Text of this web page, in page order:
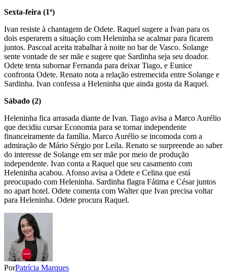
Sexta-feira (1ª)
Ivan resiste à chantagem de Odete. Raquel sugere a Ivan para os
dois esperarem a situação com Heleninha se acalmar para ficarem
juntos. Pascoal aceita trabalhar à noite no bar de Vasco. Solange
sente vontade de ser mãe e sugere que Sardinha seja seu doador.
Odete tenta subornar Fernanda para deixar Tiago, e Eunice
confronta Odete. Renato nota a relação estremecida entre Solange e
Sardinha. Ivan confessa a Heleninha que ainda gosta da Raquel.
Sábado (2)
Heleninha fica arrasada diante de Ivan. Tiago avisa a Marco Aurélio
que decidiu cursar Economia para se tornar independente
financeiramente da família. Marco Aurélio se incomoda com a
admiração de Mário Sérgio por Leila. Renato se surpreende ao saber
do interesse de Solange em ser mãe por meio de produção
independente. Ivan conta a Raquel que seu casamento com
Heleninha acabou. Afonso avisa a Odete e Celina que está
preocupado com Heleninha. Sardinha flagra Fátima e César juntos
no apart hotel. Odete comenta com Walter que Ivan precisa voltar
para Heleninha. Odete procura Raquel.
PorPatrícia Marques